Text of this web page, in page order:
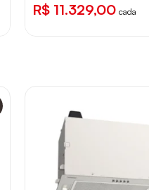
R$ 11.329,00 cada